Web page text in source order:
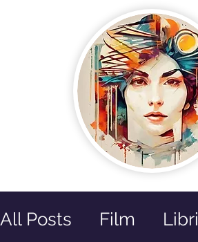
All Posts Film Libri